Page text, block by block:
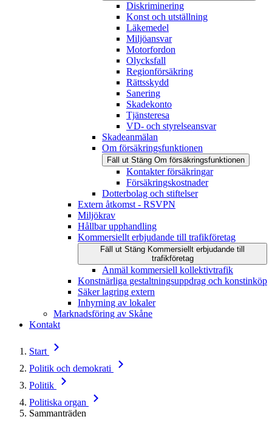
Diskriminering
Konst och utställning
Läkemedel
Miljöansvar
Motorfordon
Olycksfall
Regionförsäkring
Rättsskydd
Sanering
Skadekonto
Tjänsteresa
VD- och styrelseansvar
Skadeanmälan
Om försäkringsfunktionen
Fäll ut Stäng Om försäkringsfunktionen
Kontakter försäkringar
Försäkringskostnader
Dotterbolag och stiftelser
Extern åtkomst - RSVPN
Miljökrav
Hållbar upphandling
Kommersiellt erbjudande till trafikföretag
Fäll ut Stäng Kommersiellt erbjudande till
trafikföretag
Anmäl kommersiell kollektivtrafik
Konstnärliga gestaltningsuppdrag och konstinköp
Säker lagring extern
Inhyrning av lokaler
Marknadsföring av Skåne
Kontakt
Start
Politik och demokrati
Politik
Politiska organ
Sammanträden